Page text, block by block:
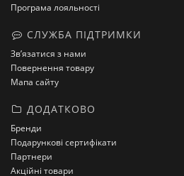
Програма лояльності
СЛУЖБА ПІДТРИМКИ
Зв’язатися з нами
Повернення товару
Мапа сайту
ДОДАТКОВО
Бренди
Подарункові сертифікати
Партнери
Акційні товари